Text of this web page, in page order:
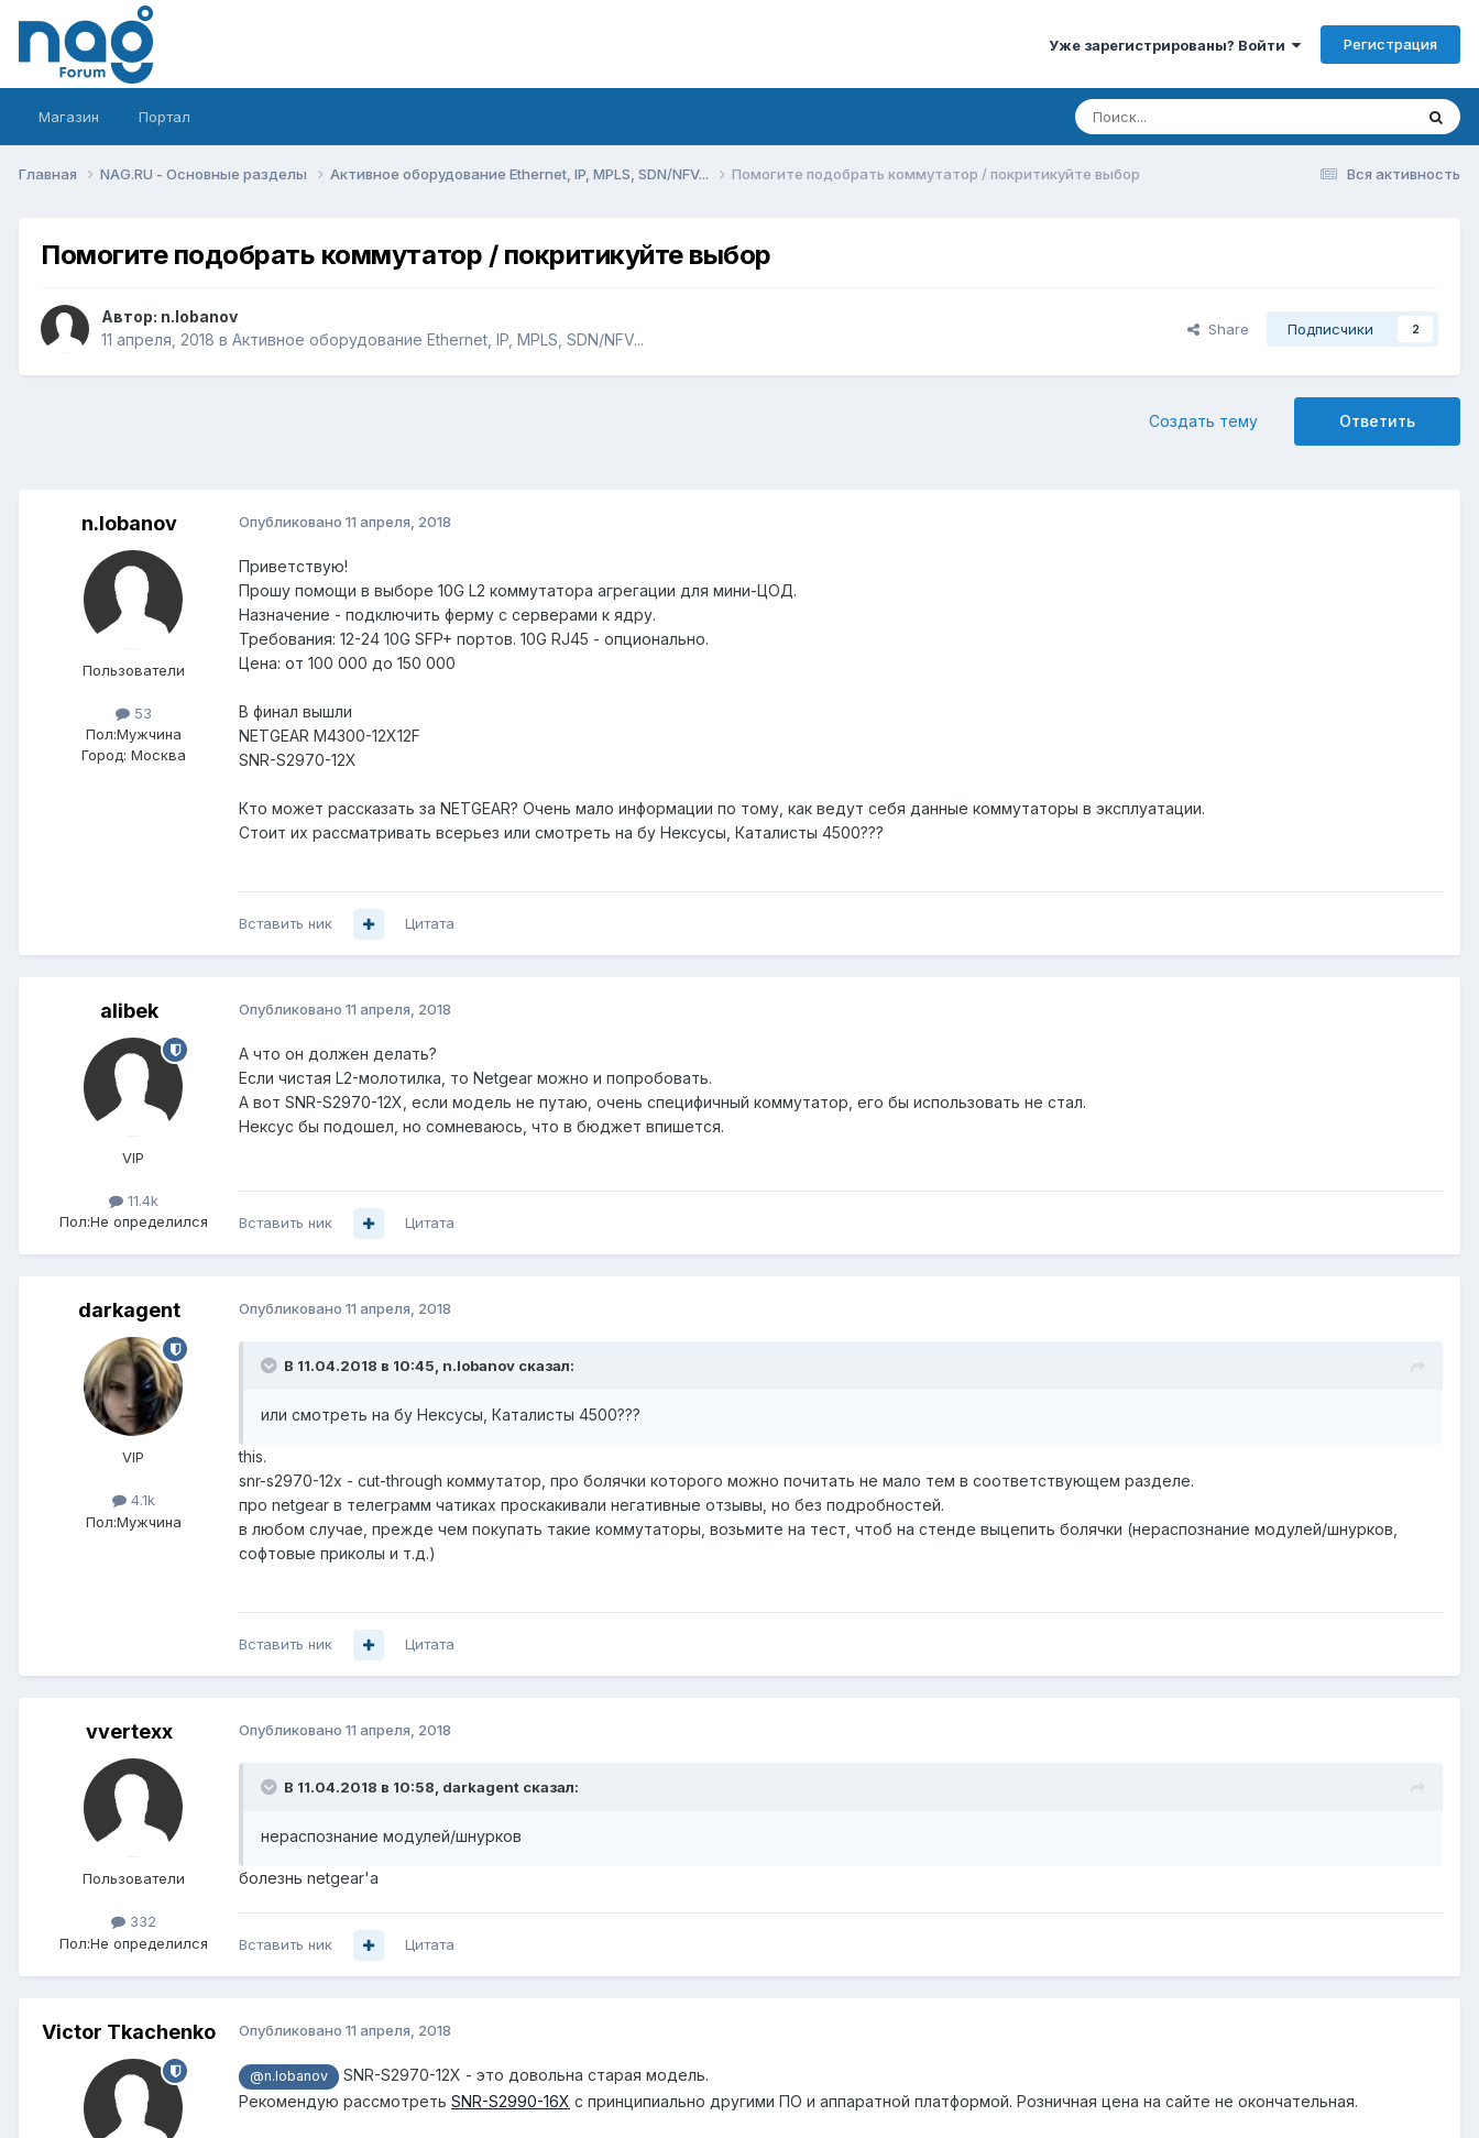
Уже зарегистрированы? Войти Регистрация
Магазин Портал
Вся активность
Главная NAG.RU - Основные разделы Активное оборудование Ethernet, IP, MPLS, SDN/NFV... Помогите подобрать коммутатор / покритикуйте выбор
Помогите подобрать коммутатор / покритикуйте выбор
Автор: n.lobanov
11 апреля, 2018 в Активное оборудование Ethernet, IP, MPLS, SDN/NFV...
Share Подписчики 2
Ответить
Создать тему
n.lobanov
Пользователи
53
Пол:Мужчина
Город: Москва
Опубликовано 11 апреля, 2018
Приветствую!
Прошу помощи в выборе 10G L2 коммутатора агрегации для мини-ЦОД.
Назначение - подключить ферму с серверами к ядру.
Требования: 12-24 10G SFP+ портов. 10G RJ45 - опционально.
Цена: от 100 000 до 150 000
В финал вышли
NETGEAR M4300-12X12F
SNR-S2970-12X
Кто может рассказать за NETGEAR? Очень мало информации по тому, как ведут себя данные коммутаторы в эксплуатации.
Стоит их рассматривать всерьез или смотреть на бу Нексусы, Каталисты 4500???
Вставить ник Цитата
alibek
VIP
11.4k
Пол:Не определился
Опубликовано 11 апреля, 2018
А что он должен делать?
Если чистая L2-молотилка, то Netgear можно и попробовать.
А вот SNR-S2970-12X, если модель не путаю, очень специфичный коммутатор, его бы использовать не стал.
Нексус бы подошел, но сомневаюсь, что в бюджет впишется.
Вставить ник Цитата
darkagent
VIP
4.1k
Пол:Мужчина
Опубликовано 11 апреля, 2018
В 11.04.2018 в 10:45, n.lobanov сказал:
или смотреть на бу Нексусы, Каталисты 4500???
this.
snr-s2970-12x - cut-through коммутатор, про болячки которого можно почитать не мало тем в соответствующем разделе.
про netgear в телеграмм чатиках проскакивали негативные отзывы, но без подробностей.
в любом случае, прежде чем покупать такие коммутаторы, возьмите на тест, чтоб на стенде выцепить болячки (нераспознание модулей/шнурков,
софтовые приколы и т.д.)
Вставить ник Цитата
vvertexx
Пользователи
332
Пол:Не определился
Опубликовано 11 апреля, 2018
В 11.04.2018 в 10:58, darkagent сказал:
нераспознание модулей/шнурков
болезнь netgear'а
Вставить ник Цитата
Victor Tkachenko Опубликовано 11 апреля, 2018
@n.lobanov
SNR-S2970-12X - это довольна старая модель.
Рекомендую рассмотреть SNR-S2990-16X с принципиально другими ПО и аппаратной платформой. Розничная цена на сайте не окончательная.